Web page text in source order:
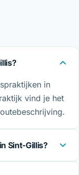
in
vind je het
Sint-Gillis?